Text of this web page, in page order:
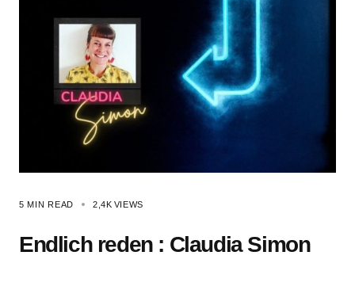
5 MIN READ 2,4K VIEWS
Endlich reden : Claudia Simon